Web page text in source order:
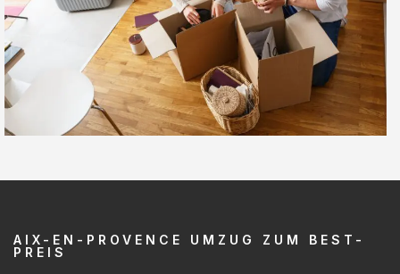
AIX-EN-PROVENCE UMZUG ZUM BEST-
PREIS